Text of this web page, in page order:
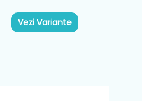
Vezi Variante